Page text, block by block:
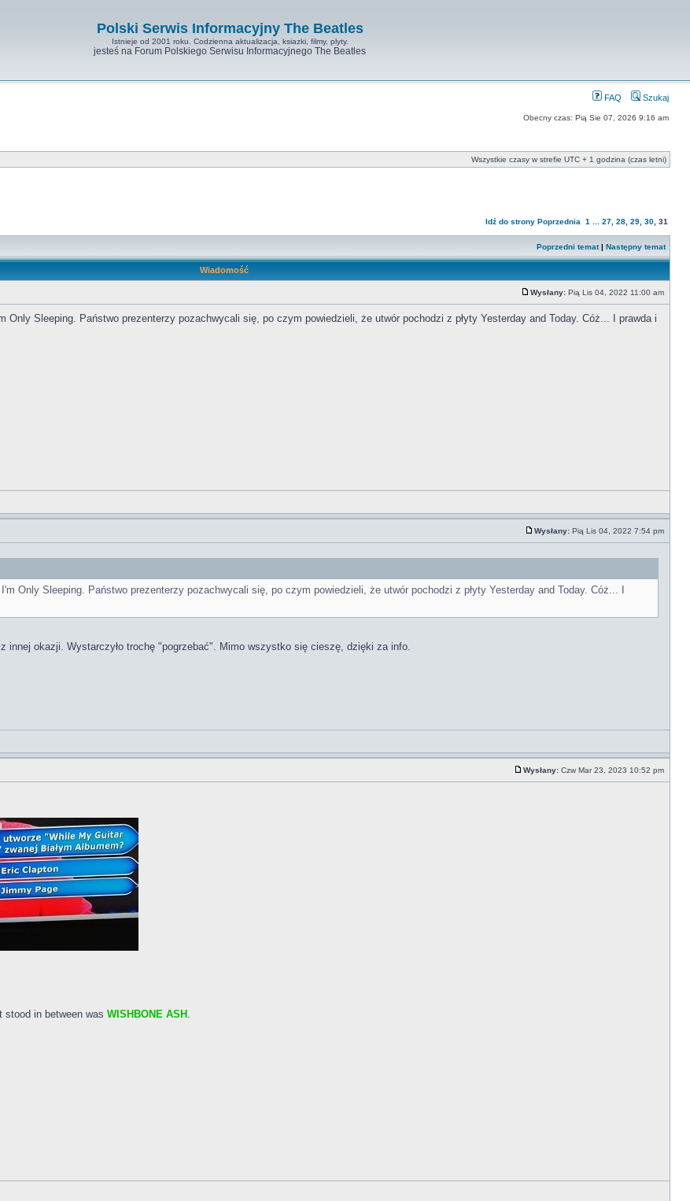
Polski Serwis Informacyjny The Beatles
Istnieje od 2001 roku. Codzienna aktualizacja, ksiazki, filmy, plyty.
jesteś na Forum Polskiego Serwisu Informacyjnego The Beatles
FAQ Szukaj
Obecny czas: Pią Sie 07, 2026 9:16 am
Wszystkie czasy w strefie UTC + 1 godzina (czas letni)
Idź do strony Poprzednia 1 27 28 29 30 31
Poprzedni temat| Następny temat
Wiadomość
Wysłany: Pią Lis 04, 2022 11:00 am
Only Sleeping. Państwo prezenterzy pozachwycali się, po czym powiedzieli, że utwór pochodzi z płyty Yesterday and Today. Cóż... I prawda i
Wysłany: Pią Lis 04, 2022 7:54 pm
Only Sleeping. Państwo prezenterzy pozachwycali się, po czym powiedzieli, że utwór pochodzi z płyty Yesterday and Today. Cóż... I
innej okazji. Wystarczyło trochę "pogrzebać". Mimo wszystko się cieszę, dzięki za info.
Wysłany: Czw Mar 23, 2023 10:52 pm
stood in between was WISHBONE ASH .